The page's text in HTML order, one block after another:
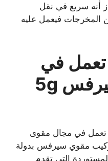
أنه سريع في نقل
المخرجات فيعمل عليه
في
مجال مقوي سيرفس 5g
تعمل في مجال مقوى
مقوي سيرفس بدولة
التي تقدم